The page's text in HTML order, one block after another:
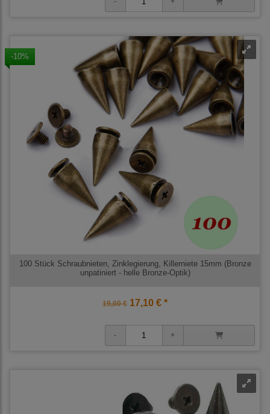
-10%
100 Stück Schraubnieten, Zinklegierung, Killerniete 15mm (Bronze
unpatiniert - helle Bronze-Optik)
19,00 € 17,10 € *